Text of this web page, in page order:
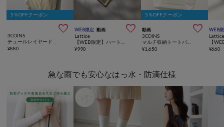
5％OFFクーポン

3COINS
¥880
WEB限定 動画 
Lattice
¥990
5％OFFクーポン
動画 
3COINS
マルチ収納トートバッグ
¥1,650
WEB
¥660
急な雨でも安心なはっ水・防滴仕様